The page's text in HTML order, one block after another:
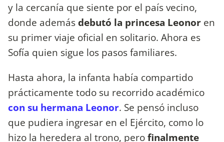
y la cercanía que siente por el país vecino,
donde ademásdebutó la princesa Leonor en
su primer viaje oficial en solitario. Ahora es
Sofía quien sigue los pasos familiares.
Hasta ahora, la infanta había compartido
prácticamente todo su recorrido académico
con su hermana Leonor. Se pensó incluso
que pudiera ingresar en el Ejército, como lo
hizo la heredera al trono, perofinalmente